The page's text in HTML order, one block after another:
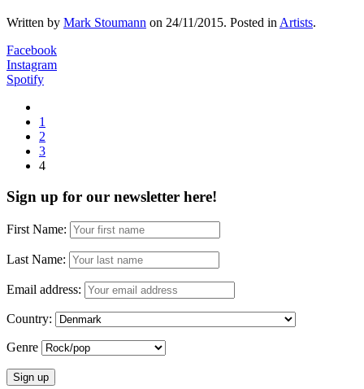
Written by Mark Stoumann on 24/11/2015. Posted in Artists.
Facebook
Instagram
Spotify
1
2
3
4
Sign up for our newsletter here!
First Name:
Last Name:
Email address:
Country:
Genre